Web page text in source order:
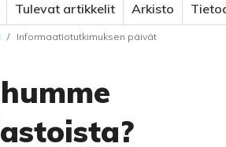
Tulevat artikkelit Arkisto
/ Informaatiotutkimuksen päivät